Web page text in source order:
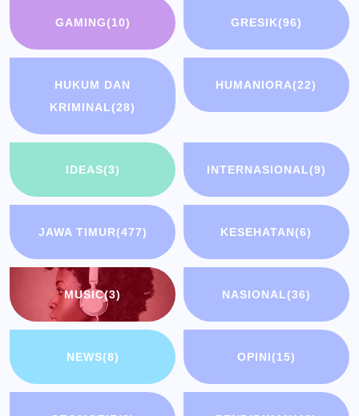
GAMING(10) GRESIK(96)
HUKUM DAN
KRIMINAL(28)
HUMANIORA(22)
IDEAS(3) INTERNASIONAL(9)
JAWA TIMUR(477) KESEHATAN(6)
MUSIC(3) NASIONAL(36)
NEWS(8) OPINI(15)